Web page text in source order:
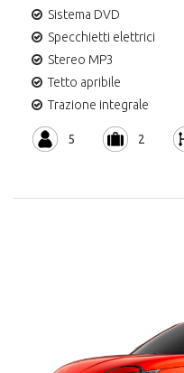
Sistema DVD
Specchietti elettrici
Stereo MP3
Tetto apribile
Trazione integrale
5 2